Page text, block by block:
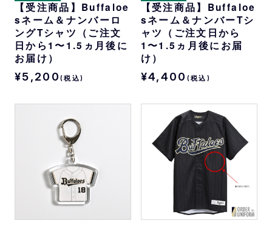
【受注商品】Buffaloe
sネーム＆ナンバーロ
ングTシャツ（ご注文
日から1〜1.5ヵ月後に
お届け）
¥5,200 (税込)
【受注商品】Buffaloe
sネーム＆ナンバーTシ
ャツ（ご注文日から
1〜1.5ヵ月後にお届
け）
¥4,400 (税込)